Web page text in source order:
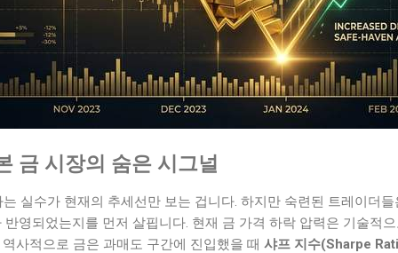
금 시장의 숨은 시그널
실수가 현재의 추세선만 보는 겁니다. 하지만 숙련된 트레이더
반영되었는지를 먼저 살핍니다. 현재 금 가격 하락 압력은 기술적
사적으로 금은 과매도 구간에 진입했을 때 샤프 지수(Sharpe